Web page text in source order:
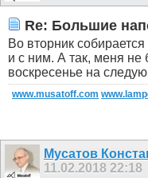
Re: Большие
Во вторник
и с ним. А так, меня не
воскресенье на
www.musatoff.com
Мусатов
11.02.2018 22:18